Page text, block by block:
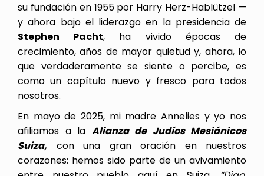
su fundación en 1955 por Harry Herz-Hablützel —
y ahora bajo el liderazgo en la presidencia de
Stephen Pacht, ha vivido épocas de
crecimiento, años de mayor quietud y, ahora, lo
que verdaderamente se siente o percibe, es
como un capítulo nuevo y fresco para todos
nosotros.
En mayo de 2025, mi madre Annelies y yo nos
afiliamos a la Alianza de Judíos Mesiánicos
Suiza, con una gran oración en nuestros
corazones: hemos sido parte de un avivamiento